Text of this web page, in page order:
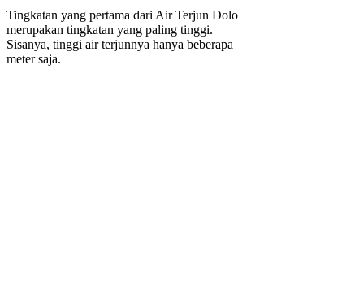
Tingkatan yang pertama dari Air Terjun Dolo
merupakan tingkatan yang paling tinggi.
Sisanya, tinggi air terjunnya hanya beberapa
meter saja.